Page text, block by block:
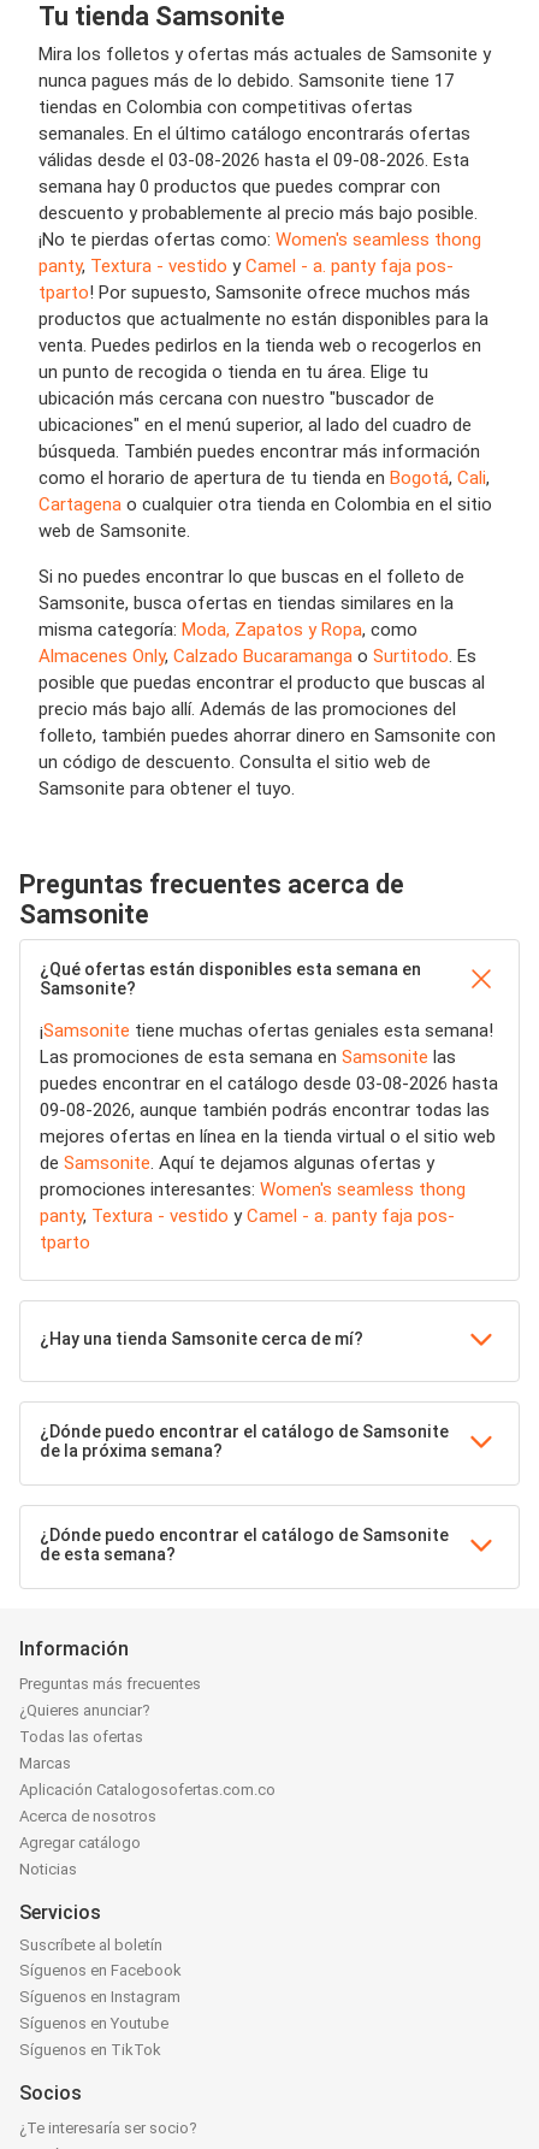
Tu tienda Samsonite
Mira los folletos y ofertas más actuales de Samsonite y
nunca pagues más de lo debido. Samsonite tiene 17
tiendas en Colombia con competitivas ofertas
semanales. En el último catálogo encontrarás ofertas
válidas desde el 03-08-2026 hasta el 09-08-2026. Esta
semana hay 0 productos que puedes comprar con
descuento y probablemente al precio más bajo posible.
¡No te pierdas ofertas como: Women's seamless thong
panty, Textura - vestido yCamel - a. panty faja pos-
tparto! Por supuesto, Samsonite ofrece muchos más
productos que actualmente no están disponibles para la
venta. Puedes pedirlos en la tienda web o recogerlos en
un punto de recogida o tienda en tu área. Elige tu
ubicación más cercana con nuestro "buscador de
ubicaciones" en el menú superior, al lado del cuadro de
búsqueda. También puedes encontrar más información
como el horario de apertura de tu tienda en Bogotá, Cali,
Cartagena o cualquier otra tienda en Colombia en el sitio
web de Samsonite.
Si no puedes encontrar lo que buscas en el folleto de
Samsonite, busca ofertas en tiendas similares en la
misma categoría: Moda, Zapatos y Ropa, como
Almacenes Only, Calzado Bucaramanga o Surtitodo. Es
posible que puedas encontrar el producto que buscas al
precio más bajo allí. Además de las promociones del
folleto, también puedes ahorrar dinero en Samsonite con
un código de descuento. Consulta el sitio web de
Samsonite para obtener el tuyo.
Preguntas frecuentes acerca de
Samsonite
¿Qué ofertas están disponibles esta semana en
Samsonite?
¡Samsonite tiene muchas ofertas geniales esta semana!
Las promociones de esta semana en Samsonite las
puedes encontrar en el catálogo desde 03-08-2026 hasta
09-08-2026, aunque también podrás encontrar todas las
mejores ofertas en línea en la tienda virtual o el sitio web
de Samsonite. Aquí te dejamos algunas ofertas y
promociones interesantes: Women's seamless thong
panty, Textura - vestido yCamel - a. panty faja pos-
tparto
¿Hay una tienda Samsonite cerca de mí?
¿Dónde puedo encontrar el catálogo de Samsonite
de la próxima semana?
¿Dónde puedo encontrar el catálogo de Samsonite
de esta semana?
Información
Preguntas más frecuentes
¿Quieres anunciar?
Todas las ofertas
Marcas
Aplicación Catalogosofertas.com.co
Acerca de nosotros
Agregar catálogo
Noticias
Servicios
Suscríbete al boletín
Síguenos en Facebook
Síguenos en Instagram
Síguenos en Youtube
Síguenos en TikTok
Socios
¿Te interesaría ser socio?